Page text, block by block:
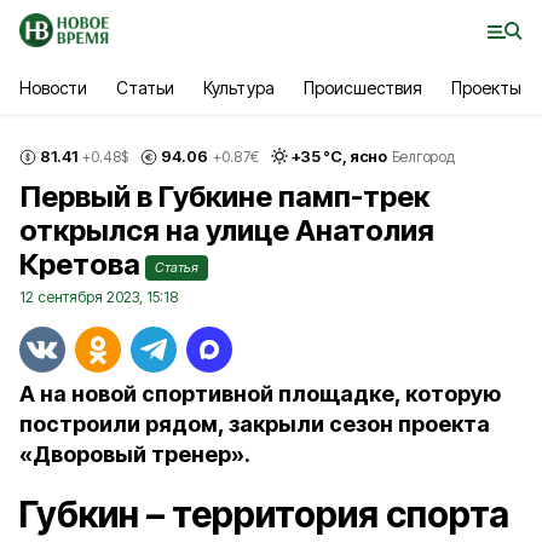
Новости Статьи Культура Происшествия Проекты
81.41 +0.48$ 94.06 +0.87€ +35°С, ясно Белгород
Первый в Губкине памп-трек
открылся на улице Анатолия
Кретова
Статья
12 сентября 2023, 15:18
А на новой спортивной площадке, которую
построили рядом, закрыли сезон проекта
«Дворовый тренер».
Губкин – территория спорта